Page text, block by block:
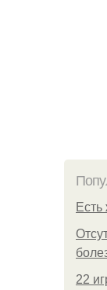
22